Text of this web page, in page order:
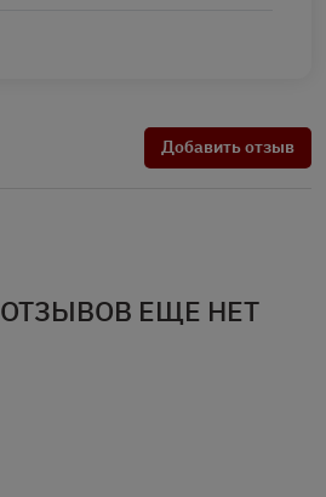
Добавить отзыв
ОТЗЫВОВ ЕЩЕ НЕТ